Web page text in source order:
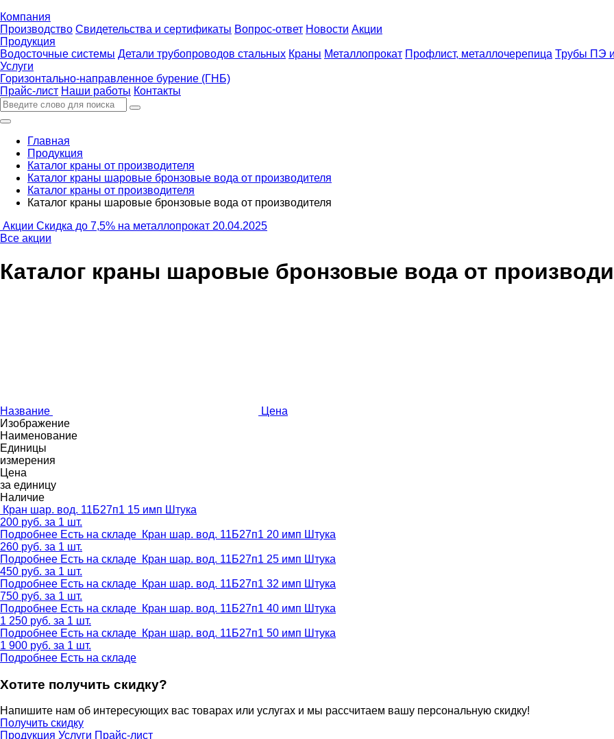
Компания
Производство Свидетельства и сертификаты Вопрос-ответ Новости Акции
Продукция
Водосточные системы Детали трубопроводов стальных Краны Металлопрокат Профлист, металлочерепица Трубы ПЭ и
Услуги
Горизонтально-направленное бурение (ГНБ)
Прайс-лист Наши работы Контакты
Главная
Продукция
Каталог краны от производителя
Каталог краны шаровые бронзовые вода от производителя
Каталог краны от производителя
Каталог краны шаровые бронзовые вода от производителя
Акции Скидка до 7,5% на металлопрокат 20.04.2025
Все акции
Каталог краны шаровые бронзовые вода от
Название
Цена
Изображение
Наименование
Единицы
измерения
Цена
за единицу
Наличие
Кран шар. вод. 11Б27п1 15 имп Штука
200 руб. за 1 шт.
Подробнее Есть на складе Кран шар. вод. 11Б27п1 20 имп Штука
260 руб. за 1 шт.
Подробнее Есть на складе Кран шар. вод. 11Б27п1 25 имп Штука
450 руб. за 1 шт.
Подробнее Есть на складе Кран шар. вод. 11Б27п1 32 имп Штука
750 руб. за 1 шт.
Подробнее Есть на складе Кран шар. вод. 11Б27п1 40 имп Штука
1 250 руб. за 1 шт.
Подробнее Есть на складе Кран шар. вод. 11Б27п1 50 имп Штука
1 900 руб. за 1 шт.
Подробнее Есть на складе
Хотите получить скидку?
Напишите нам об интересующих вас товарах или услугах и мы рассчитаем вашу персональную скидку!
Получить скидку
Продукция Услуги Прайс-лист